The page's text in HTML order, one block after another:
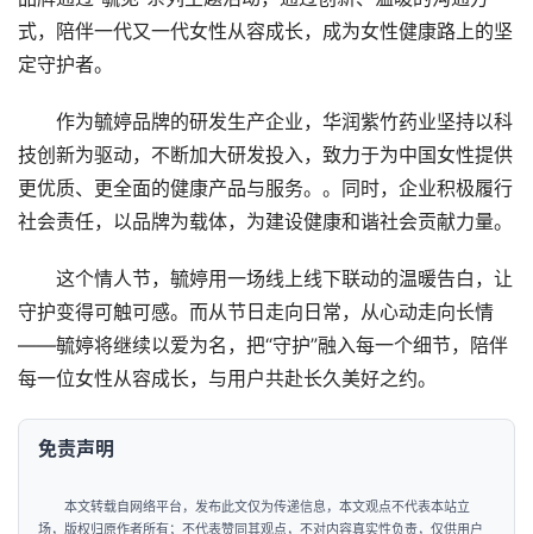
定守护者。
作为毓婷品牌的研发生产企业，华润紫竹药业坚持以科
更优质、更全面的健康产品与服务。。同时，企业积极履行
社会责任，以品牌为载体，为建设健康和谐社会贡献力量。
这个情人节，毓婷用一场线上线下联动的温暖告白，让
——毓婷将继续以爱为名，把“守护”融入每一个细节，陪伴
每一位女性从容成长，与用户共赴长久美好之约。
本文转载自网络平台，发布此文仅为传递信息，本文观点不代表本站立
参考之用，不构成任何投资、使用等行为的建议。请读者使用之前核实真实
性，以及可能存在的风险，任何后果均由读者自行承担。